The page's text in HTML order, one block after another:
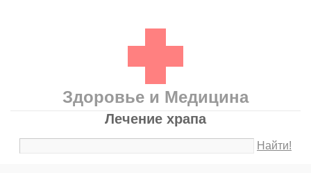
Здоровье и Медицина
Лечение храпа
Найти!